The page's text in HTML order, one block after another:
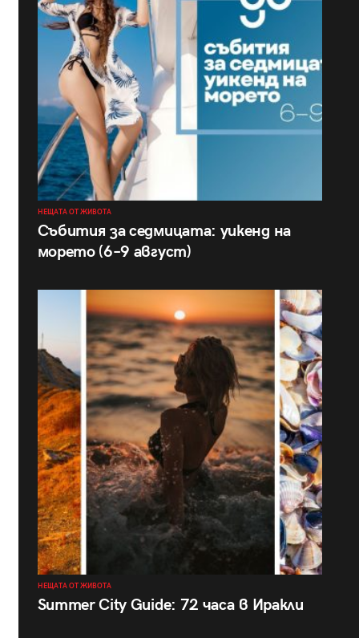
НЕЩАТА ОТ ЖИВОТА
Събития за седмицата: уикенд на
морето (6–9 август)
НЕЩАТА ОТ ЖИВОТА
Summer City Guide: 72 часа в Иракли